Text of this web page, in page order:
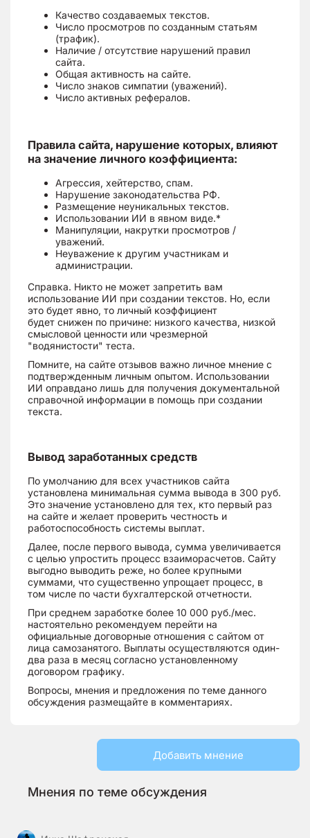
Качество создаваемых текстов.
Число просмотров по созданным статьям
(трафик).
Наличие / отсутствие нарушений правил
сайта.
Общая активность на сайте.
Число знаков симпатии (уважений).
Число активных рефералов.
Правила сайта, нарушение которых, влияют
на значение личного коэффициента:
Агрессия, хейтерство, спам.
Нарушение законодательства РФ.
Размещение неуникальных текстов.
Использовании ИИ в явном виде.*
Манипуляции, накрутки просмотров /
уважений.
Неуважение к другим участникам и
администрации.
Справка. Никто не может запретить вам
использование ИИ при создании текстов. Но, если
это будет явно, то личный коэффициент
будет снижен по причине: низкого качества, низкой
смысловой ценности или чрезмерной
"водянистости" теста.
Помните, на сайте отзывов важно личное мнение с
подтвержденным личным опытом. Использовании
ИИ оправдано лишь для получения документальной
справочной информации в помощь при создании
текста.
Вывод заработанных средств
По умолчанию для всех участников сайта
установлена минимальная сумма вывода в 300 руб.
Это значение установлено для тех, кто первый раз
на сайте и желает проверить честность и
работоспособность системы выплат.
Далее, после первого вывода, сумма увеличивается
с целью упростить процесс взаиморасчетов. Сайту
выгодно выводить реже, но более крупными
суммами, что существенно упрощает процесс, в
том числе по части бухгалтерской отчетности.
При среднем заработке более 10 000 руб./мес.
настоятельно рекомендуем перейти на
официальные договорные отношения с сайтом от
лица самозанятого. Выплаты осуществляются один-
два раза в месяц согласно установленному
договором графику.
Вопросы, мнения и предложения по теме данного
обсуждения размещайте в комментариях.
Добавить мнение
Мнения по теме обсуждения